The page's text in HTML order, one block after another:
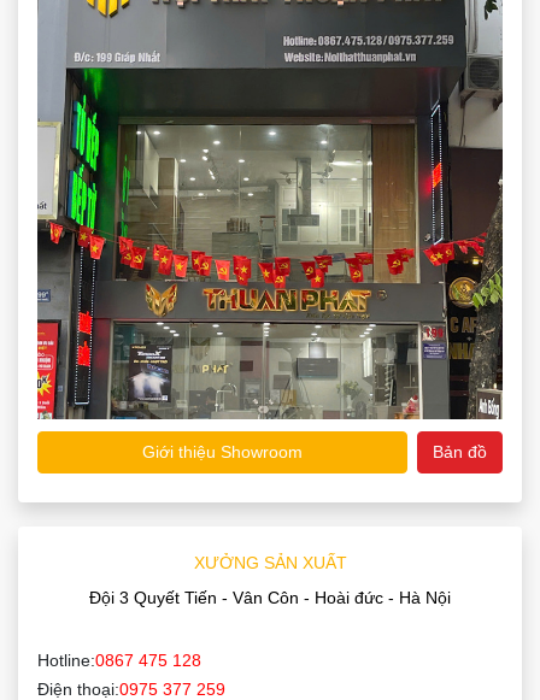
Giới thiệu Showroom Bản đồ
XƯỞNG SẢN XUẤT
Đội 3 Quyết Tiến - Vân Côn - Hoài đức - Hà Nội
Hotline:0867 475 128
Điện thoại:0975 377 259